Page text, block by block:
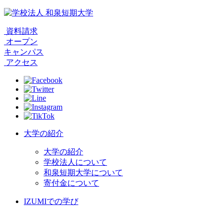
資料請求
オープン
キャンパス
アクセス
大学の紹介
大学の紹介
学校法人について
和泉短期大学について
寄付金について
IZUMIでの学び